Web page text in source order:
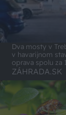
Dva mosty v
v havarijnom
oprava spolu za
ZÁHRADA.SK